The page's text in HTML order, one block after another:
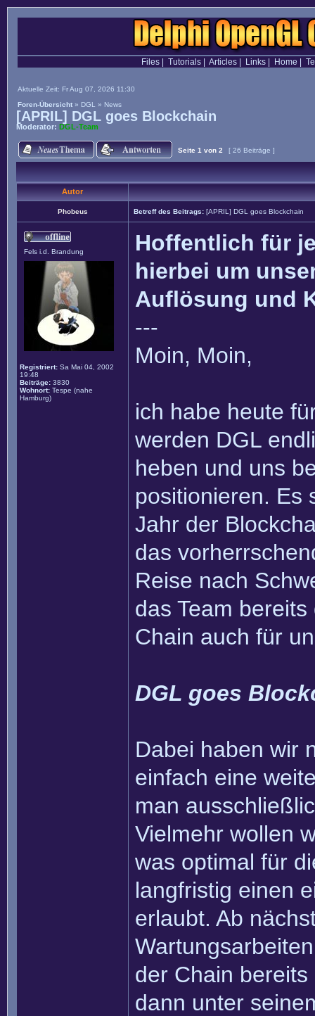
Files| Tutorials| Articles| Links| Home
Aktuelle Zeit: Fr Aug 07, 2026 11:30
Foren-Übersicht » DGL » News
[APRIL] DGL goes Blockchain
Moderator: DGL-Team
Seite 1 von 2 [ 26 Beiträge ]
Autor
Phobeus Betreff des Beitrags: [APRIL] DGL goes Blockchain
Fels i.d. Brandung
Registriert: Sa Mai 04, 2002
19:48
Beiträge: 3830
Wohnort: Tespe (nahe
Hamburg)
Hoffentlich für
hierbei um
Auflösung und
---
Moin, Moin,
ich habe heute
werden DGL
heben und uns
positionieren. Es
Jahr der
das
Reise nach
das Team
Chain auch für
DGL goes
Dabei haben wir
einfach eine
man
Vielmehr wollen
was optimal für
langfristig einen
erlaubt. Ab
der Chain
dann unter